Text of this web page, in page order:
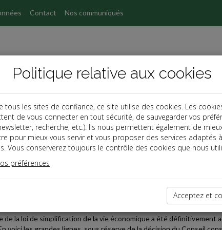
Contact Nos communiqués
05-05
SIMPLIFICATION DE LA VIE ÉCONOMIQUE A ÉTÉ
de la loi de simplification de la vie économique a été définitivement
Politique relative aux cookies
tous les sites de confiance, ce site utilise des cookies. Les
de vous connecter en tout sécurité, de sauvegarder vos
recherche, etc.). Ils nous permettent également de
pour mieux vous servir et vous proposer des services adaptés
Vous conserverez toujours le contrôle des cookies que nous
préférences
Acceptez et